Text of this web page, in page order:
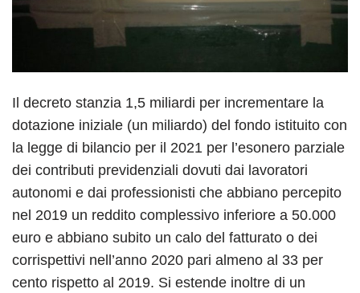
Il decreto stanzia 1,5 miliardi per incrementare la
dotazione iniziale (un miliardo) del fondo istituito con
la legge di bilancio per il 2021 per l’esonero parziale
dei contributi previdenziali dovuti dai lavoratori
autonomi e dai professionisti che abbiano percepito
nel 2019 un reddito complessivo inferiore a 50.000
euro e abbiano subito un calo del fatturato o dei
corrispettivi nell’anno 2020 pari almeno al 33 per
cento rispetto al 2019. Si estende inoltre di un